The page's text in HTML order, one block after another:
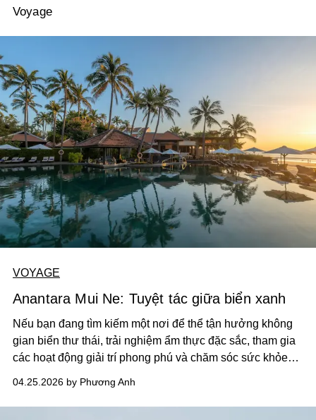
Voyage
VOYAGE
Anantara Mui Ne: Tuyệt tác giữa biển xanh
Nếu bạn đang tìm kiếm một nơi để thể tận hưởng không
gian biển thư thái, trải nghiệm ẩm thực đặc sắc, tham gia
các hoạt động giải trí phong phú và chăm sóc sức khỏe
chọn lý tưởng.
04.25.2026 by Phương Anh